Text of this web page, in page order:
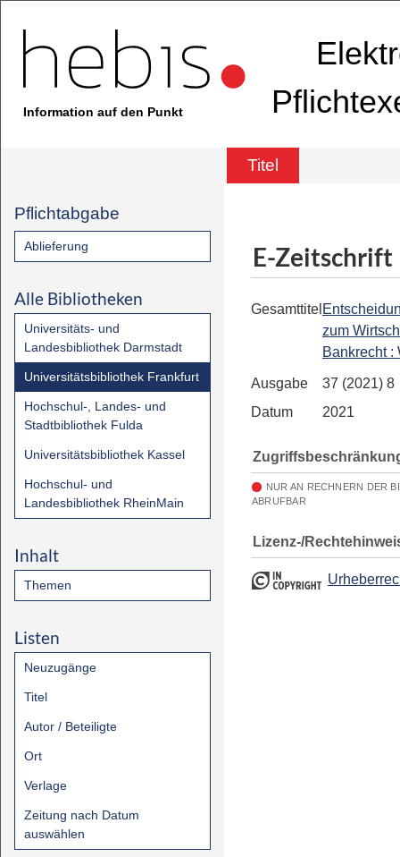
Information auf den Punkt
Titel
Pflichtabgabe
Ablieferung
Alle Bibliotheken
Universitäts- und
Landesbibliothek Darmstadt
Universitätsbibliothek Frankfurt
Hochschul-, Landes- und
Stadtbibliothek Fulda
Universitätsbibliothek Kassel
Hochschul- und
Landesbibliothek RheinMain
Inhalt
Themen
Listen
Neuzugänge
Titel
Autor / Beteiligte
Ort
Verlage
Zeitung nach Datum
auswählen
E-Zeitschrift
Gesamttitel
zum
Bankrecht :
Ausgabe
37 (2021) 8
Datum
2021
NUR AN RECHNERN DER
ABRUFBAR
Lizenz-/